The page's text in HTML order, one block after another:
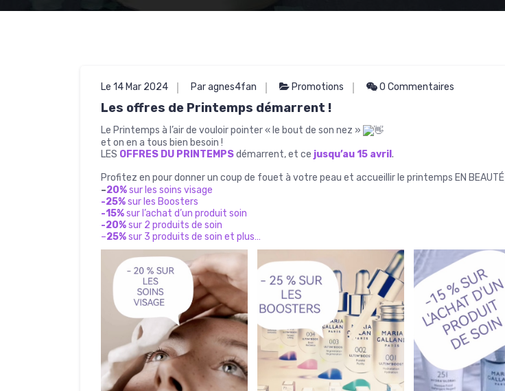
Le 14 Mar 2024 Par agnes4fan Promotions 0 Commentaires
Les offres de Printemps démarrent !
Le Printemps à l’air de vouloir pointer « le bout de son nez »
et on en a tous bien besoin !
LES OFFRES DU PRINTEMPSdémarrent, et ce jusqu’au 15 avril .
Profitez en pour donner un coup de fouet à votre peau et accueillir le printemps EN BEAUTÉ
–20%sur les soins visage
-25%sur les Boosters
-15%sur l’achat d’un produit soin
-20%sur 2 produits de soin
–25%sur 3 produits de soin et plus…